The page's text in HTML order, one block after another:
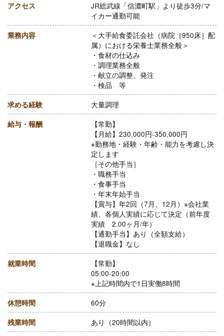
アクセス
JR総武線「信濃町駅」より徒歩3分/マ
イカー通勤可能
業務内容
＜大手給食委託会社（病院［950床］配
属）における栄養士業務全般＞
・食材の仕込み
・調理業務全般
・献立の調整、発注
・検品 等
求める経験 大量調理
給与・報酬
【常勤】
【月給】230,000円-350,000円
※勤務地・経験・年齢・能力を考慮し決
定します
［その他手当］
・職務手当
・食事手当
・年末年始手当
【賞与】年2回（7月、12月）※会社業
績、各個人実績に応じて決定（前年度
実績 2.00ヶ月/年）
【通勤手当】あり（全額支給）
【退職金】なし
就業時間
【常勤】
05:00-20:00
※上記時間内で1日実働8時間
休憩時間 60分
残業時間 あり（20時間以内）